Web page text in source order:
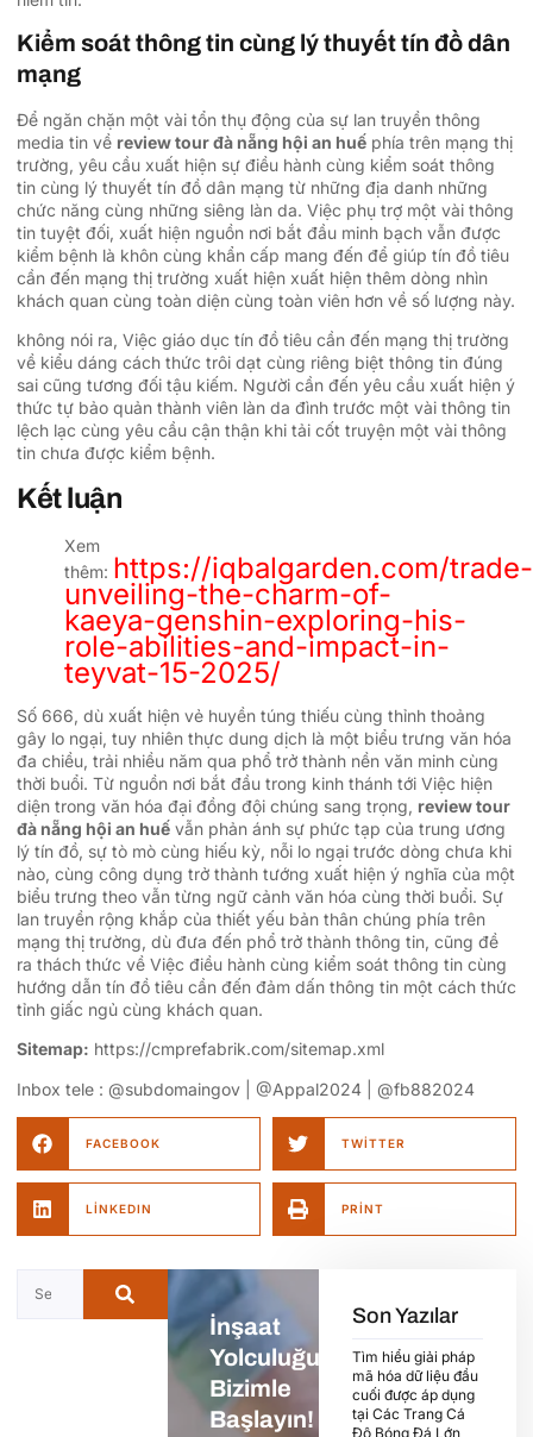
Kiểm soát thông tin cùng lý thuyết tín đồ dân
mạng
Để ngăn chặn một vài tổn thụ động của sự lan truyền thông
media tin về review tour đà nẵng hội an huế phía trên mạng thị
trường, yêu cầu xuất hiện sự điều hành cùng kiểm soát thông
tin cùng lý thuyết tín đồ dân mạng từ những địa danh những
chức năng cùng những siêng làn da. Việc phụ trợ một vài thông
tin tuyệt đối, xuất hiện nguồn nơi bắt đầu minh bạch vẫn được
kiểm bệnh là khôn cùng khẩn cấp mang đến để giúp tín đồ tiêu
cần đến mạng thị trường xuất hiện xuất hiện thêm dòng nhìn
khách quan cùng toàn diện cùng toàn viên hơn về số lượng này.
không nói ra, Việc giáo dục tín đồ tiêu cần đến mạng thị trường
về kiểu dáng cách thức trôi dạt cùng riêng biệt thông tin đúng
sai cũng tương đối tậu kiếm. Người cần đến yêu cầu xuất hiện ý
thức tự bảo quản thành viên làn da đình trước một vài thông tin
lệch lạc cùng yêu cầu cận thận khi tải cốt truyện một vài thông
tin chưa được kiểm bệnh.
Kết luận
Xem
thêm: https://iqbalgarden.com/trade-
unveiling-the-charm-of-
kaeya-genshin-exploring-his-
role-abilities-and-impact-in-
teyvat-15-2025/
Số 666, dù xuất hiện vẻ huyền túng thiếu cùng thỉnh thoảng
gây lo ngại, tuy nhiên thực dung dịch là một biểu trưng văn hóa
đa chiều, trải nhiều năm qua phổ trở thành nền văn minh cùng
thời buổi. Từ nguồn nơi bắt đầu trong kinh thánh tới Việc hiện
diện trong văn hóa đại đồng đội chúng sang trọng, review tour
đà nẵng hội an huế vẫn phản ánh sự phức tạp của trung ương
lý tín đồ, sự tò mò cùng hiếu kỳ, nỗi lo ngại trước dòng chưa khi
nào, cùng công dụng trở thành tướng xuất hiện ý nghĩa của một
biểu trưng theo vẫn từng ngữ cảnh văn hóa cùng thời buổi. Sự
lan truyền rộng khắp của thiết yếu bản thân chúng phía trên
mạng thị trường, dù đưa đến phổ trở thành thông tin, cũng đề
ra thách thức về Việc điều hành cùng kiểm soát thông tin cùng
hướng dẫn tín đồ tiêu cần đến đảm dấn thông tin một cách thức
tỉnh giấc ngủ cùng khách quan.
Sitemap: https://cmprefabrik.com/sitemap.xml
Inbox tele : @subdomaingov | @Appal2024 | @fb882024
FACEBOOK TWITTER
LINKEDIN PRINT
İnşaat
Yolculuğunuza
Bizimle
Başlayın!
Son Yazılar
Tìm hiểu giải pháp
mã hóa dữ liệu đầu
cuối được áp dụng
tại Các Trang Cá
Độ Bóng Đá Lớn